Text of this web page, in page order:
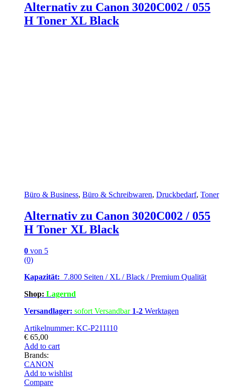
Alternativ zu Canon 3020C002 / 055
H Toner XL Black
Büro & Business, Büro & Schreibwaren, Druckbedarf, Toner
Alternativ zu Canon 3020C002 / 055
H Toner XL Black
0 von 5
(0)
Kapazität: 7.800 Seiten / XL / Black / Premium Qualität
Shop: Lagernd
Versandlager: sofort Versandbar 1-2 Werktagen
Artikelnummer: KC-P211110
€ 65,00
Add to cart
Brands:
CANON
Add to wishlist
Compare